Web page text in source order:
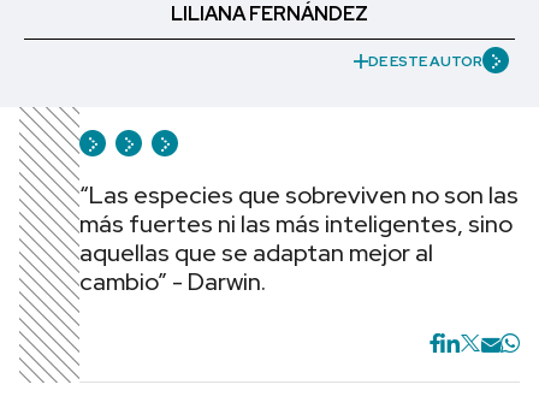
LILIANA FERNÁNDEZ
DE ESTE AUTOR
“Las especies que sobreviven no son las
más fuertes ni las más inteligentes, sino
aquellas que se adaptan mejor al
cambio” - Darwin.